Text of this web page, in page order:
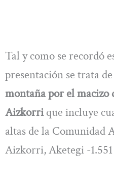
Tal y como se recordó
presentación se trata
montaña por el macizo
Aizkorrique incluye
altas de la Comunidad
Aizkorri, Aketegi -